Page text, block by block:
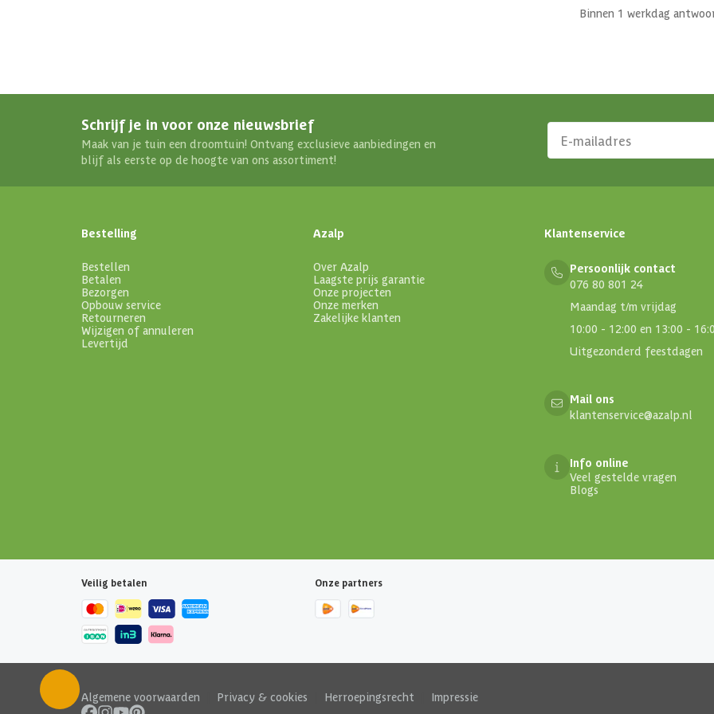
Binnen 1 werkdag
Schrijf je in voor onze nieuwsbrief
Maak van je tuin een droomtuin! Ontvang exclusieve aanbiedingen en
blijf als eerste op de hoogte van ons assortiment!
Bestelling
Bestellen
Betalen
Bezorgen
Opbouw service
Retourneren
Wijzigen of annuleren
Levertijd
Azalp
Over Azalp
Laagste prijs garantie
Onze projecten
Onze merken
Zakelijke klanten
Klantenservice
Persoonlijk contact
076 80 801 24
Maandag t/m vrijdag
10:00 - 12:00 en 13:00 -
Uitgezonderd feestdagen
Mail ons
klantenservice@azalp.nl
Info online
Veel gestelde vragen
Blogs
Veilig betalen Onze partners
Algemene voorwaarden Privacy & cookies Herroepingsrecht Impressie